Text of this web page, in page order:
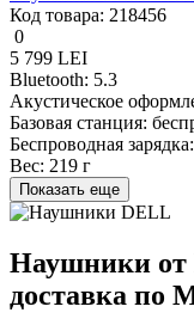
Код товара: 218456
0
5 799 LEI
Bluetooth: 5.3
Акустическое
Базовая станция:
Беспроводная зарядка:
Вес: 219 г
Показать еще
Наушники от
доставка по